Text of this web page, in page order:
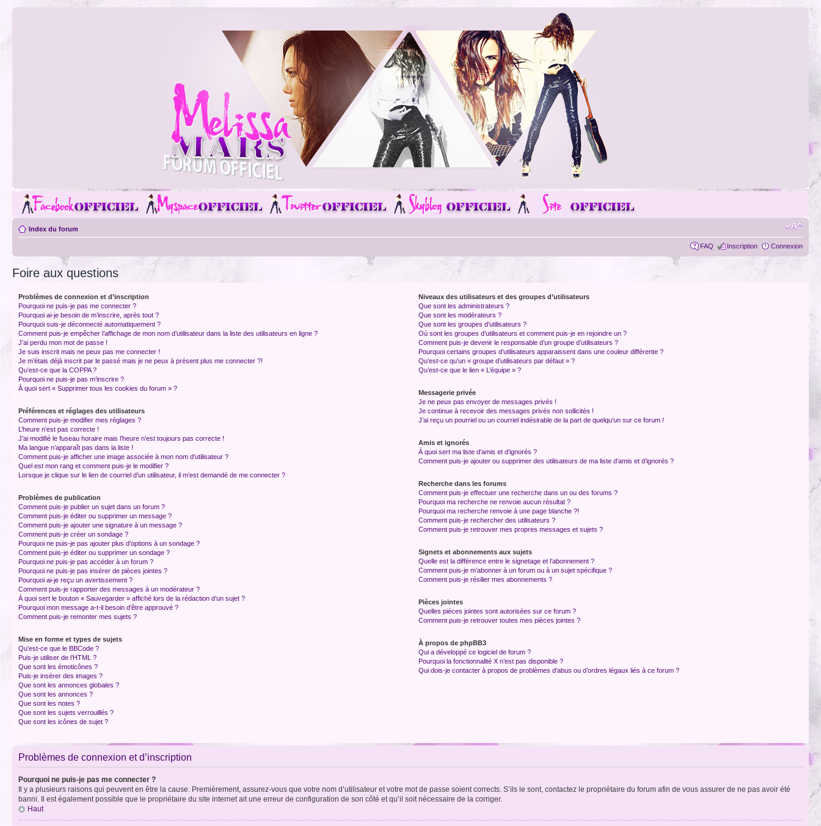
Index du forum
FAQ Inscription Connexion
Foire aux questions
Problèmes de connexion et d’inscription
Pourquoi ne puis-je pas me connecter ?
Pourquoi ai-je besoin de m’inscrire, après tout ?
Pourquoi suis-je déconnecté automatiquement ?
Comment puis-je empêcher l’affichage de mon nom d’utilisateur dans la liste des utilisateurs en ligne ?
J’ai perdu mon mot de passe !
Je suis inscrit mais ne peux pas me connecter !
Je m’étais déjà inscrit par le passé mais je ne peux à présent plus me connecter ?!
Qu’est-ce que la COPPA ?
Pourquoi ne puis-je pas m’inscrire ?
À quoi sert « Supprimer tous les cookies du forum » ?
Préférences et réglages des utilisateurs
Comment puis-je modifier mes réglages ?
L’heure n’est pas correcte !
J’ai modifié le fuseau horaire mais l’heure n’est toujours pas correcte !
Ma langue n’apparaît pas dans la liste !
Comment puis-je afficher une image associée à mon nom d’utilisateur ?
Quel est mon rang et comment puis-je le modifier ?
Lorsque je clique sur le lien de courriel d’un utilisateur, il m’est demandé de me connecter ?
Problèmes de publication
Comment puis-je publier un sujet dans un forum ?
Comment puis-je éditer ou supprimer un message ?
Comment puis-je ajouter une signature à un message ?
Comment puis-je créer un sondage ?
Pourquoi ne puis-je pas ajouter plus d’options à un sondage ?
Comment puis-je éditer ou supprimer un sondage ?
Pourquoi ne puis-je pas accéder à un forum ?
Pourquoi ne puis-je pas insérer de pièces jointes ?
Pourquoi ai-je reçu un avertissement ?
Comment puis-je rapporter des messages à un modérateur ?
À quoi sert le bouton « Sauvegarder » affiché lors de la rédaction d’un sujet ?
Pourquoi mon message a-t-il besoin d’être approuvé ?
Comment puis-je remonter mes sujets ?
Mise en forme et types de sujets
Qu’est-ce que le BBCode ?
Puis-je utiliser de l’HTML ?
Que sont les émoticônes ?
Puis-je insérer des images ?
Que sont les annonces globales ?
Que sont les annonces ?
Que sont les notes ?
Que sont les sujets verrouillés ?
Que sont les icônes de sujet ?
Niveaux des utilisateurs et des groupes d’utilisateurs
Que sont les administrateurs ?
Que sont les modérateurs ?
Que sont les groupes d’utilisateurs ?
Où sont les groupes d’utilisateurs et comment puis-je en rejoindre un ?
Comment puis-je devenir le responsable d’un groupe d’utilisateurs ?
Pourquoi certains groupes d’utilisateurs apparaissent dans une couleur différente ?
Qu’est-ce qu’un « groupe d’utilisateurs par défaut » ?
Qu’est-ce que le lien « L’équipe » ?
Messagerie privée
Je ne peux pas envoyer de messages privés !
Je continue à recevoir des messages privés non sollicités !
J’ai reçu un pourriel ou un courriel indésirable de la part de quelqu’un sur ce forum !
Amis et ignorés
À quoi sert ma liste d’amis et d’ignorés ?
Comment puis-je ajouter ou supprimer des utilisateurs de ma liste d’amis et d’ignorés ?
Recherche dans les forums
Comment puis-je effectuer une recherche dans un ou des forums ?
Pourquoi ma recherche ne renvoie aucun résultat ?
Pourquoi ma recherche renvoie à une page blanche ?!
Comment puis-je rechercher des utilisateurs ?
Comment puis-je retrouver mes propres messages et sujets ?
Signets et abonnements aux sujets
Quelle est la différence entre le signetage et l’abonnement ?
Comment puis-je m’abonner à un forum ou à un sujet spécifique ?
Comment puis-je résilier mes abonnements ?
Pièces jointes
Quelles pièces jointes sont autorisées sur ce forum ?
Comment puis-je retrouver toutes mes pièces jointes ?
À propos de phpBB3
Qui a développé ce logiciel de forum ?
Pourquoi la fonctionnalité X n’est pas disponible ?
Qui dois-je contacter à propos de problèmes d’abus ou d’ordres légaux liés à ce forum ?
Problèmes de connexion et d’inscription
Pourquoi ne puis-je pas me connecter ?
Il y a plusieurs raisons qui peuvent en être la cause. Premièrement, assurez-vous que votre nom d’utilisateur et votre mot de passe soient corrects. S’ils le sont, contactez le propriétaire du forum afin de vous assurer de ne pas avoir été
banni. Il est également possible que le propriétaire du site internet ait une erreur de configuration de son côté et qu’il soit nécessaire de la corriger.
Haut